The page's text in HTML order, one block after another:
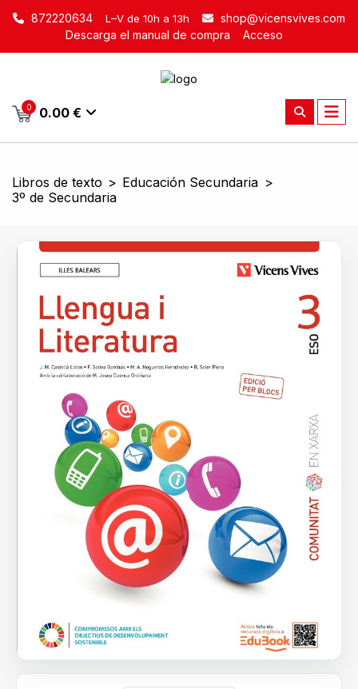
872220634 L–V de 10h a 13h
shop@vicensvives.com
Descarga el manual de compra
Acceso
0 0.00 €
Libros de texto > Educación Secundaria >
3º de Secundaria